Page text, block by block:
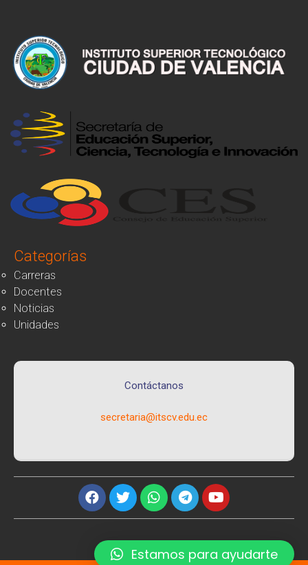
Categorías
Carreras
Docentes
Noticias
Unidades
Contáctanos
secretaria@itscv.edu.ec
Estamos para ayudarte